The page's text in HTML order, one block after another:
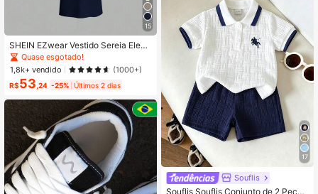
15
SHEIN EZwear Vestido Sereia Elega
nte Assimétrico com Ombro Franzid
o e Comprimento Extra Longo, Verã
o
Quase esgotado!
1,8k+ vendido
(1000+)
R$53 ,24 -25% Últimos 2 dias
17
Souflis
Souflis Souflis Conjunto de 2 Peças
#1 Mais Vendido
Quase esgotado!